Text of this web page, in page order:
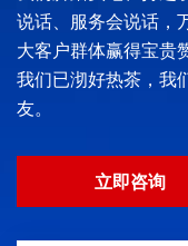
说话、服务会说话，
大客户群体赢得宝贵
我们已沏好热茶，我
友。
立即咨询